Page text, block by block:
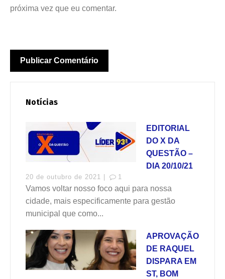
próxima vez que eu comentar.
Notícias
EDITORIAL
DO X DA
QUESTÃO –
DIA 20/10/21
20 de outubro de 2021 | 1
Vamos voltar nosso foco aqui para nossa
cidade, mais especificamente para gestão
municipal que como...
APROVAÇÃO
DE RAQUEL
DISPARA EM
ST, BOM